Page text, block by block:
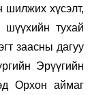
шилжих хүсэлт,
тухай
заасны дагуу
Эрүүгийн
Орхон аймаг